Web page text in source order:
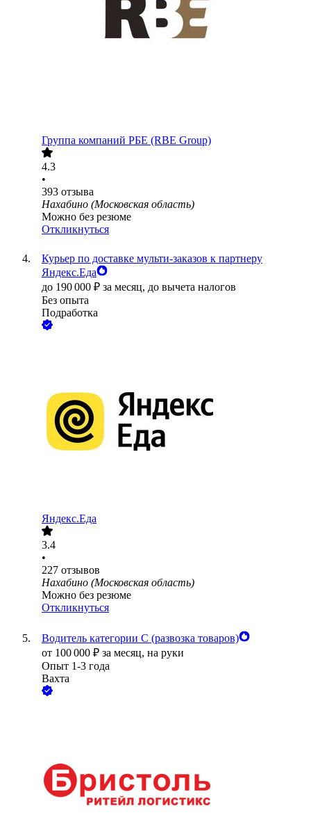
Группа компаний РБЕ (RBE Group)
4.3
•
393 отзыва
Нахабино (Московская область)
Можно без резюме
Откликнуться
Курьер по доставке мульти-заказов к партнеру
Яндекс.Еда
до 190 000 ₽ за месяц, до вычета налогов
Без опыта
Подработка
Яндекс.Еда
3.4
•
227 отзывов
Нахабино (Московская область)
Можно без резюме
Откликнуться
Водитель категории С (развозка товаров)
от 100 000 ₽ за месяц, на руки
Опыт 1-3 года
Вахта